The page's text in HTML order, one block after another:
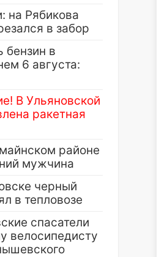
на Рябикова
в забор
бензин в
6 августа:
В Ульяновской
ракетная
районе
мужчина
черный
в тепловозе
спасатели
велосипедисту